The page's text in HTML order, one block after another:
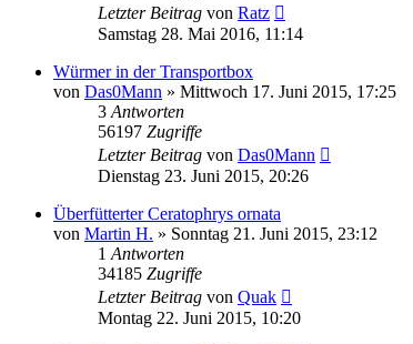
Letzter Beitrag von Ratz
Samstag 28. Mai 2016, 11:14
Würmer in der Transportbox
von Das0Mann » Mittwoch 17. Juni 2015, 17:25
3 Antworten
56197 Zugriffe
Letzter Beitrag von Das0Mann
Dienstag 23. Juni 2015, 20:26
Überfütterter Ceratophrys ornata
von Martin H. » Sonntag 21. Juni 2015, 23:12
1 Antworten
34185 Zugriffe
Letzter Beitrag von Quak
Montag 22. Juni 2015, 10:20